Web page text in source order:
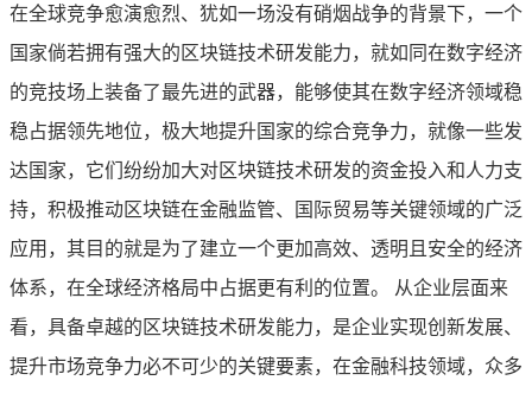
在全球竞争愈演愈烈、犹如一场没有硝烟战争的背景下，一个
国家倘若拥有强大的区块链技术研发能力，就如同在数字经济
的竞技场上装备了最先进的武器，能够使其在数字经济领域稳
稳占据领先地位，极大地提升国家的综合竞争力，就像一些发
达国家，它们纷纷加大对区块链技术研发的资金投入和人力支
持，积极推动区块链在金融监管、国际贸易等关键领域的广泛
应用，其目的就是为了建立一个更加高效、透明且安全的经济
体系，在全球经济格局中占据更有利的位置。 从企业层面来
看，具备卓越的区块链技术研发能力，是企业实现创新发展、
提升市场竞争力必不可少的关键要素，在金融科技领域，众多